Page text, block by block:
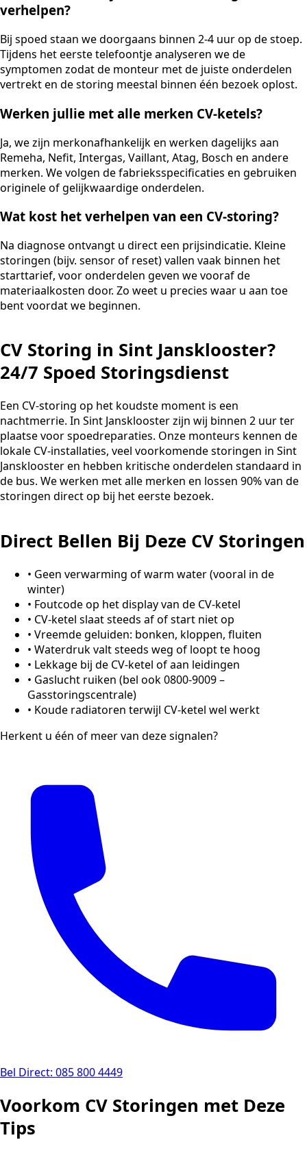
verhelpen?
Bij spoed staan we doorgaans binnen 2-4 uur op de stoep.
Tijdens het eerste telefoontje analyseren we de
symptomen zodat de monteur met de juiste onderdelen
vertrekt en de storing meestal binnen één bezoek oplost.
Werken jullie met alle merken CV-ketels?
Ja, we zijn merkonafhankelijk en werken dagelijks aan
Remeha, Nefit, Intergas, Vaillant, Atag, Bosch en andere
merken. We volgen de fabrieksspecificaties en gebruiken
originele of gelijkwaardige onderdelen.
Wat kost het verhelpen van een CV-storing?
Na diagnose ontvangt u direct een prijsindicatie. Kleine
storingen (bijv. sensor of reset) vallen vaak binnen het
starttarief, voor onderdelen geven we vooraf de
materiaalkosten door. Zo weet u precies waar u aan toe
bent voordat we beginnen.
CV Storing in Sint Jansklooster?
24/7 Spoed Storingsdienst
Een CV-storing op het koudste moment is een
nachtmerrie. In Sint Jansklooster zijn wij binnen 2 uur ter
plaatse voor spoedreparaties. Onze monteurs kennen de
lokale CV-installaties, veel voorkomende storingen in Sint
Jansklooster en hebben kritische onderdelen standaard in
de bus. We werken met alle merken en lossen 90% van de
storingen direct op bij het eerste bezoek.
Direct Bellen Bij Deze CV Storingen
• Geen verwarming of warm water (vooral in de
winter)
• Foutcode op het display van de CV-ketel
• CV-ketel slaat steeds af of start niet op
• Vreemde geluiden: bonken, kloppen, fluiten
• Waterdruk valt steeds weg of loopt te hoog
• Lekkage bij de CV-ketel of aan leidingen
• Gaslucht ruiken (bel ook 0800-9009 –
Gasstoringscentrale)
• Koude radiatoren terwijl CV-ketel wel werkt
Herkent u één of meer van deze signalen?
Bel Direct: 085 800 4449
Voorkom CV Storingen met Deze
Tips